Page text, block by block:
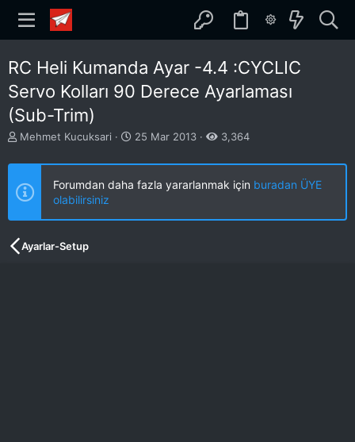
RC Heli Kumanda Ayar -4.4 :CYCLIC
Servo Kolları 90 Derece Ayarlaması
(Sub-Trim)
K
n
u
u
b
a
Mehmet Kucuksari
B
ş
a
g
25 Mar 2013 3,364
Forumdan daha fazla yararlanmak için buradan ÜYE
olabilirsiniz
Ayarlar-Setup